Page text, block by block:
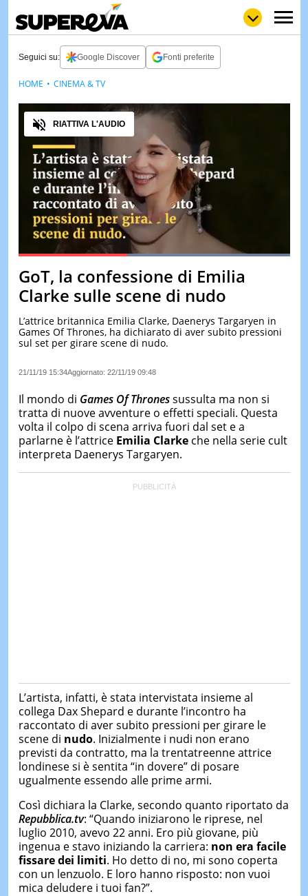
LOLGULP
LOVENEWS
TEST
LE
IERI
Seguici su: Google Discover Fonti preferite
Pause Unmute
Loaded:100.00%
Audio
RIATTIVA L'AUDIO
GoT, la confessione di Emilia
Clarke sulle scene di nudo
L’attrice britannica Emilia Clarke, Daenerys Targaryen in
Games Of Thrones, ha dichiarato di aver subito pressioni
sul set per girare scene di nudo.
21/11/19 15:34Aggiornato: 22/11/19 09:48
HOME CINEMA & TV
Il mondo di Games Of Thronessussulta ma non si
tratta di nuove avventure o effetti speciali. Questa
volta il colpo di scena arriva fuori dal set e a
parlarne è l’attrice Emilia Clarkeche nella serie cult
interpreta Daenerys Targaryen.
L’artista, infatti, è stata intervistata insieme al
collega Dax Shepard e durante l’incontro ha
raccontato di aver subito pressioni per girare le
scene di nudo. Inizialmente i nudi non erano
previsti da contratto, ma la trentatreenne attrice
londinese si è sentita “in dovere” di posare
ugualmente essendo alle prime armi.
Così dichiara la Clarke, secondo quanto riportato da
Repubblica.tv: “Quando iniziarono le riprese, nel
luglio 2010, avevo 22 anni. Ero più giovane, più
ingenua e stavo iniziando la carriera: non era facile
fissare dei limiti. Ho detto di no, mi sono coperta
con un lenzuolo. E loro hanno risposto: non vuoi
mica deludere i tuoi fan?”.